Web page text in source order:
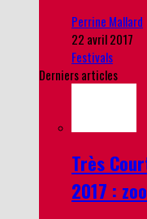
Perrine Mallard
22 avril 2017
Festivals
Derniers articles
Très
2017 :